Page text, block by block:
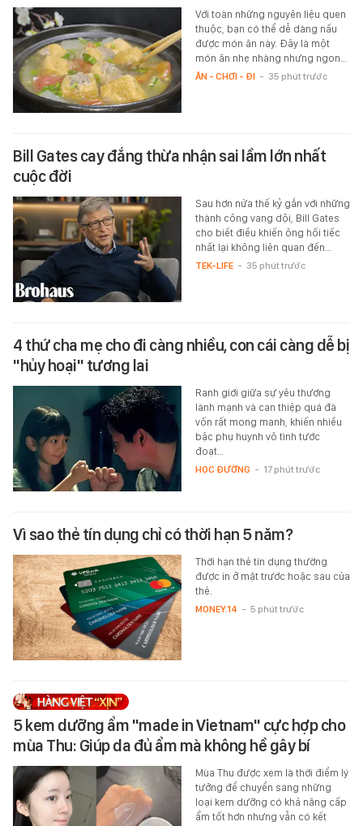
Với toàn những nguyên liệu quen
thuộc, bạn có thể dễ dàng nấu
được món ăn này. Đây là một
món ăn nhẹ nhàng nhưng ngon…
ĂN - CHƠI - ĐI - 35 phút trước
Bill Gates cay đắng thừa nhận sai lầm lớn nhất
cuộc đời
Sau hơn nửa thế kỷ gắn với những
thành công vang dội, Bill Gates
cho biết điều khiến ông hối tiếc
nhất lại không liên quan đến…
TEK-LIFE - 35 phút trước
4 thứ cha mẹ cho đi càng nhiều, con cái càng dễ bị
"hủy hoại" tương lai
Ranh giới giữa sự yêu thương
lành mạnh và can thiệp quá đà
vốn rất mong manh, khiến nhiều
bậc phụ huynh vô tình tước
đoạt…
HỌC ĐƯỜNG - 17 phút trước
Vì sao thẻ tín dụng chỉ có thời hạn 5 năm?
Thời hạn thẻ tín dụng thường
được in ở mặt trước hoặc sau của
thẻ.
MONEY.14 - 5 phút trước
5 kem dưỡng ẩm "made in Vietnam" cực hợp cho
mùa Thu: Giúp da đủ ẩm mà không hề gây bí
Mùa Thu được xem là thời điểm lý
tưởng để chuyển sang những
loại kem dưỡng có khả năng cấp
ẩm tốt hơn nhưng vẫn có kết